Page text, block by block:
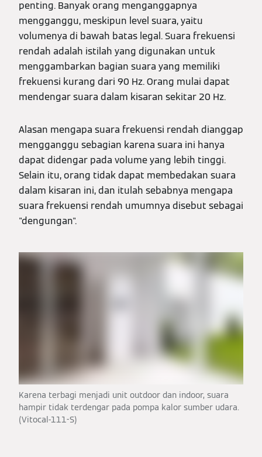
penting. Banyak orang menganggapnya
mengganggu, meskipun level suara, yaitu
volumenya di bawah batas legal. Suara frekuensi
rendah adalah istilah yang digunakan untuk
menggambarkan bagian suara yang memiliki
frekuensi kurang dari 90 Hz. Orang mulai dapat
mendengar suara dalam kisaran sekitar 20 Hz.
Alasan mengapa suara frekuensi rendah dianggap
mengganggu sebagian karena suara ini hanya
dapat didengar pada volume yang lebih tinggi.
Selain itu, orang tidak dapat membedakan suara
dalam kisaran ini, dan itulah sebabnya mengapa
suara frekuensi rendah umumnya disebut sebagai
"dengungan".
Karena terbagi menjadi unit outdoor dan indoor, suara
hampir tidak terdengar pada pompa kalor sumber udara.
(Vitocal-111-S)